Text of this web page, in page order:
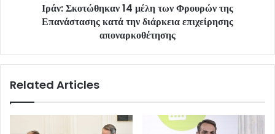
Ιράν: Σκοτώθηκαν 14 μέλη των Φρουρών της
Επανάστασης κατά την διάρκεια επιχείρησης
αποναρκοθέτησης
Related Articles